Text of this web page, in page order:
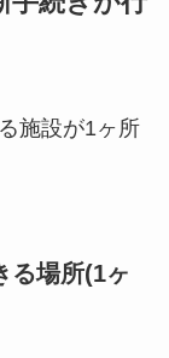
施設が1ヶ所
る場所(1ヶ